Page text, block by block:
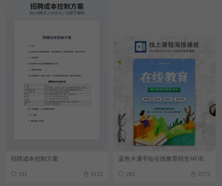
招聘成本控制方案
151 9123
蓝色卡通手绘在线教育招生WORD海报
293 9772